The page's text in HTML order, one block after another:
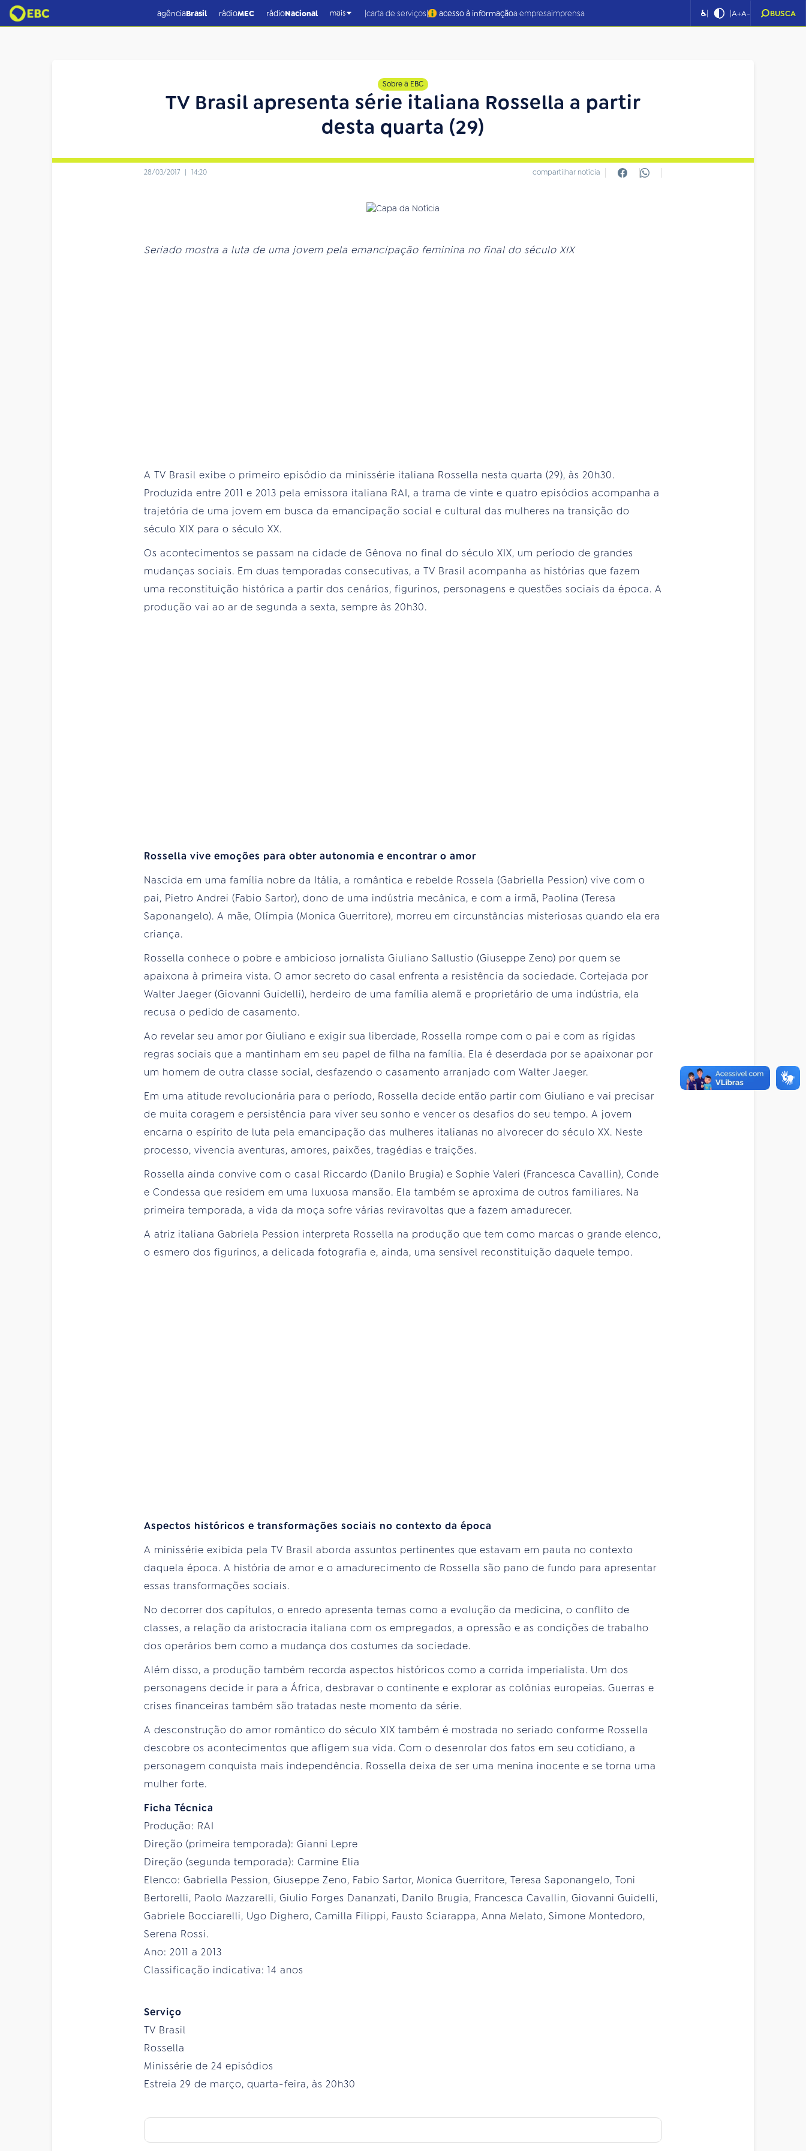
agênciaBrasil rádioMEC rádioNacional mais |carta de serviços| acesso à informaçãoa empresaimprensa ♿| |A+A- BUSCA
Sobre a EBC
TV Brasil apresenta série italiana Rossella a partir
desta quarta (29)
28/03/2017 | 14:20 compartilhar notícia
Seriado mostra a luta de uma jovem pela emancipação feminina no final do século XIX
A TV Brasil exibe o primeiro episódio da minissérie italiana Rossella nesta quarta (29), às 20h30.
Produzida entre 2011 e 2013 pela emissora italiana RAI, a trama de vinte e quatro episódios acompanha a
trajetória de uma jovem em busca da emancipação social e cultural das mulheres na transição do
século XIX para o século XX.
Os acontecimentos se passam na cidade de Gênova no final do século XIX, um período de grandes
mudanças sociais. Em duas temporadas consecutivas, a TV Brasil acompanha as histórias que fazem
uma reconstituição histórica a partir dos cenários, figurinos, personagens e questões sociais da época. A
produção vai ao ar de segunda a sexta, sempre às 20h30.
Rossella vive emoções para obter autonomia e encontrar o amor
Nascida em uma família nobre da Itália, a romântica e rebelde Rossela (Gabriella Pession) vive com o
pai, Pietro Andrei (Fabio Sartor), dono de uma indústria mecânica, e com a irmã, Paolina (Teresa
Saponangelo). A mãe, Olímpia (Monica Guerritore), morreu em circunstâncias misteriosas quando ela era
criança.
Rossella conhece o pobre e ambicioso jornalista Giuliano Sallustio (Giuseppe Zeno) por quem se
apaixona à primeira vista. O amor secreto do casal enfrenta a resistência da sociedade. Cortejada por
Walter Jaeger (Giovanni Guidelli), herdeiro de uma família alemã e proprietário de uma indústria, ela
recusa o pedido de casamento.
Ao revelar seu amor por Giuliano e exigir sua liberdade, Rossella rompe com o pai e com as rígidas
regras sociais que a mantinham em seu papel de filha na família. Ela é deserdada por se apaixonar por
um homem de outra classe social, desfazendo o casamento arranjado com Walter Jaeger.
Em uma atitude revolucionária para o período, Rossella decide então partir com Giuliano e vai precisar
de muita coragem e persistência para viver seu sonho e vencer os desafios do seu tempo. A jovem
encarna o espírito de luta pela emancipação das mulheres italianas no alvorecer do século XX. Neste
processo, vivencia aventuras, amores, paixões, tragédias e traições.
Rossella ainda convive com o casal Riccardo (Danilo Brugia) e Sophie Valeri (Francesca Cavallin), Conde
e Condessa que residem em uma luxuosa mansão. Ela também se aproxima de outros familiares. Na
primeira temporada, a vida da moça sofre várias reviravoltas que a fazem amadurecer.
A atriz italiana Gabriela Pession interpreta Rossella na produção que tem como marcas o grande elenco,
o esmero dos figurinos, a delicada fotografia e, ainda, uma sensível reconstituição daquele tempo.
Aspectos históricos e transformações sociais no contexto da época
A minissérie exibida pela TV Brasil aborda assuntos pertinentes que estavam em pauta no contexto
daquela época. A história de amor e o amadurecimento de Rossella são pano de fundo para apresentar
essas transformações sociais.
No decorrer dos capítulos, o enredo apresenta temas como a evolução da medicina, o conflito de
classes, a relação da aristocracia italiana com os empregados, a opressão e as condições de trabalho
dos operários bem como a mudança dos costumes da sociedade.
Além disso, a produção também recorda aspectos históricos como a corrida imperialista. Um dos
personagens decide ir para a África, desbravar o continente e explorar as colônias europeias. Guerras e
crises financeiras também são tratadas neste momento da série.
A desconstrução do amor romântico do século XIX também é mostrada no seriado conforme Rossella
descobre os acontecimentos que afligem sua vida. Com o desenrolar dos fatos em seu cotidiano, a
personagem conquista mais independência. Rossella deixa de ser uma menina inocente e se torna uma
mulher forte.
Ficha Técnica
Produção: RAI
Direção (primeira temporada): Gianni Lepre
Direção (segunda temporada): Carmine Elia
Elenco: Gabriella Pession, Giuseppe Zeno, Fabio Sartor, Monica Guerritore, Teresa Saponangelo, Toni
Bertorelli, Paolo Mazzarelli, Giulio Forges Dananzati, Danilo Brugia, Francesca Cavallin, Giovanni Guidelli,
Gabriele Bocciarelli, Ugo Dighero, Camilla Filippi, Fausto Sciarappa, Anna Melato, Simone Montedoro,
Serena Rossi.
Ano: 2011 a 2013
Classificação indicativa: 14 anos
Serviço
TV Brasil
Rossella
Minissérie de 24 episódios
Estreia 29 de março, quarta-feira, às 20h30